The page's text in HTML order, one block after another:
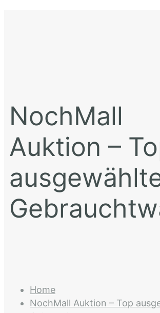
NochMall
Auktion –
Home
NochMall Auktion – Top